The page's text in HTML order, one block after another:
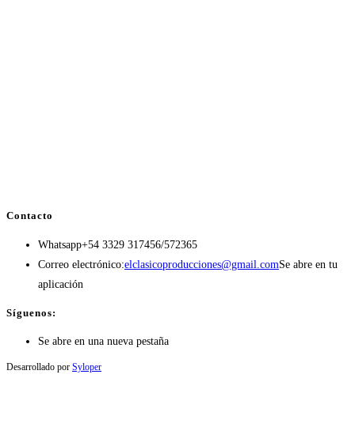
Contacto
Whatsapp+54 3329 317456/572365
Correo electrónico:elclasicoproducciones@gmail.comSe abre en tu
aplicación
Síguenos:
Se abre en una nueva pestaña
Desarrollado por Syloper